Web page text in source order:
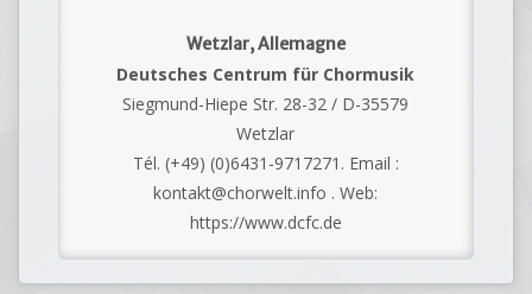
Wetzlar, Allemagne
Deutsches Centrum für Chormusik
Siegmund-Hiepe Str. 28-32 / D-35579
Wetzlar
Tél. (+49) (0)6431-9717271. Email :
kontakt@chorwelt.info . Web:
https://www.dcfc.de